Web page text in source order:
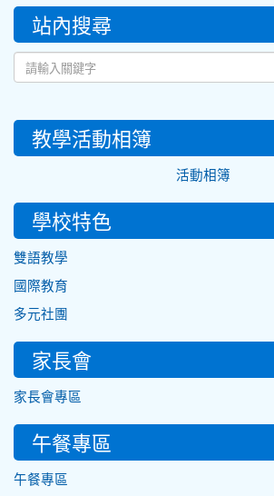
::: 站內搜尋
教學活動相簿
活動相簿
學校特色
雙語教學
國際教育
多元社團
家長會
家長會專區
午餐專區
午餐專區